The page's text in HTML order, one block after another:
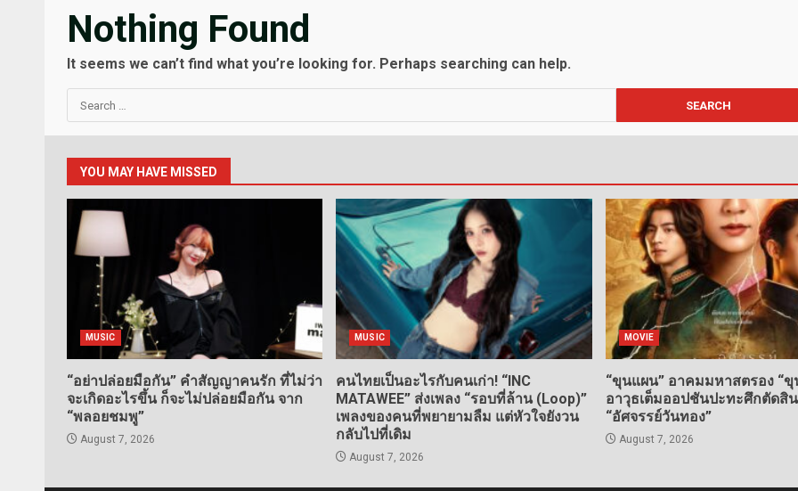
Nothing Found
It seems we can’t find what you’re looking for. Perhaps searching can help.
Search
for:
YOU MAY HAVE MISSED
MUSIC
“อย่าปล่อยมือกัน” คำสัญญาคนรัก ที่ไม่ว่า
จะเกิดอะไรขึ้น ก็จะไม่ปล่อยมือกัน จาก
“พลอยชมพู”
August 7, 2026
MUSIC
คนไทยเป็นอะไรกับคนเก่า! “INC
MATAWEE” ส่งเพลง “รอบที่ล้าน (Loop)”
เพลงของคนที่พยายามลืม แต่หัวใจยังวน
กลับไปที่เดิม
August 7, 2026
MOVIE
“ขุนแผน” อาคมมหาสตรอง “ขุ
อาวุธเต็มออปชันปะทะศึกตัดสิ
“อัศจรรย์วันทอง”
August 7, 2026